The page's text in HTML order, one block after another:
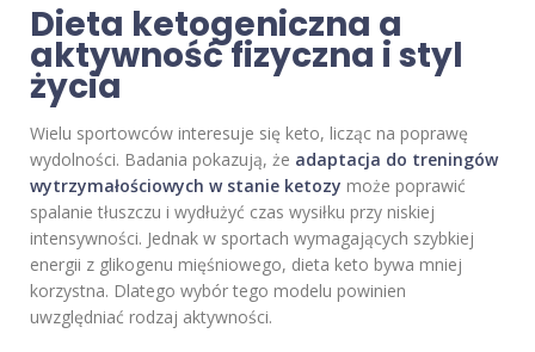
Dieta ketogeniczna a
aktywność fizyczna i styl
życia
Wielu sportowców interesuje się keto, licząc na poprawę
wydolności. Badania pokazują, że adaptacja do treningów
wytrzymałościowych w stanie ketozy może poprawić
spalanie tłuszczu i wydłużyć czas wysiłku przy niskiej
intensywności. Jednak w sportach wymagających szybkiej
energii z glikogenu mięśniowego, dieta keto bywa mniej
korzystna. Dlatego wybór tego modelu powinien
uwzględniać rodzaj aktywności.